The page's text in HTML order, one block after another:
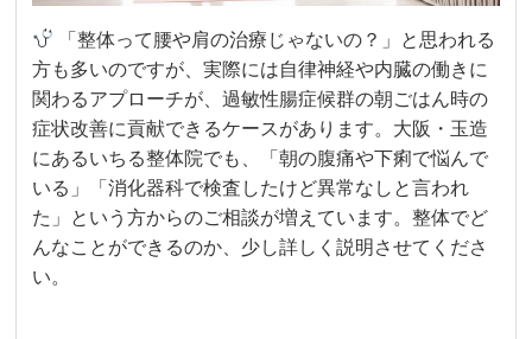
「整体って腰や肩の治療じゃないの？」と思われる
方も多いのですが、実際には自律神経や内臓の働きに
関わるアプローチが、過敏性腸症候群の朝ごはん時の
症状改善に貢献できるケースがあります。大阪・玉造
にあるいちる整体院でも、「朝の腹痛や下痢で悩んで
いる」「消化器科で検査したけど異常なしと言われ
た」という方からのご相談が増えています。整体でど
んなことができるのか、少し詳しく説明させてくださ
い。